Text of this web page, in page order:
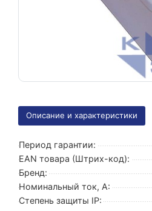
Описание и характеристики
Период гарантии:
EAN товара (Штрих-код):
Бренд:
Номинальный ток, А:
Степень защиты IP: